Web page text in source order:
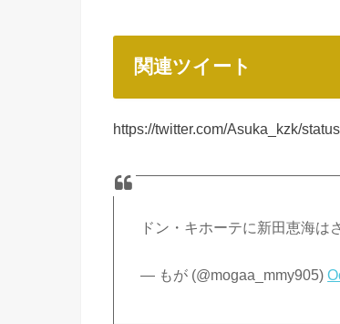
関連ツイート
https://twitter.com/Asuka_kzk/
ドン・キホーテに新田恵海は
— もが (@mogaa_mmy905)